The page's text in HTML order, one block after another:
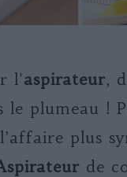
l'aspirateur,
le plumeau !
plus
de